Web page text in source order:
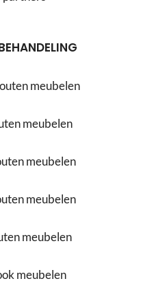
meubelen
meubelen
meubelen
meubelen
meubelen
meubelen